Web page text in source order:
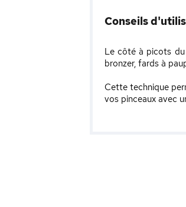
Conseils
Le côté à picots
bronzer, fards à
Cette technique
vos pinceaux avec